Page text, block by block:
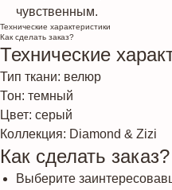
чувственным.
Технические характеристики
Как сделать заказ?
Технические
Тип ткани: велюр
Тон: темный
Цвет: серый
Коллекция: Diamond & Zizi
Как сделать заказ?
Выберите